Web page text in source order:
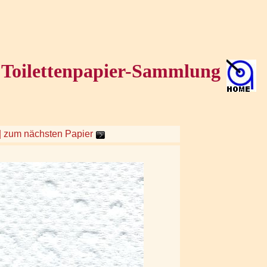
Toilettenpapier-Sammlung
zum nächsten Papier